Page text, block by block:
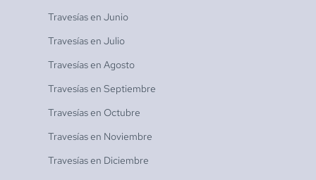
Travesías en Junio
Travesías en Julio
Travesías en Agosto
Travesías en Septiembre
Travesías en Octubre
Travesías en Noviembre
Travesías en Diciembre